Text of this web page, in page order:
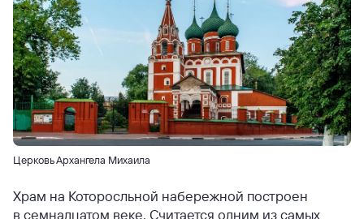
Церковь Архангела Михаила
Храм на Которосльной набережной построен
в семнадцатом веке. Считается одним из самых